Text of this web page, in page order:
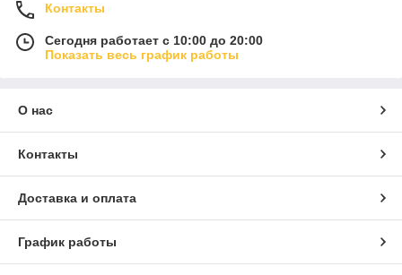
Контакты
Сегодня работает с 10:00 до 20:00
Показать весь график работы
О нас
Контакты
Доставка и оплата
График работы